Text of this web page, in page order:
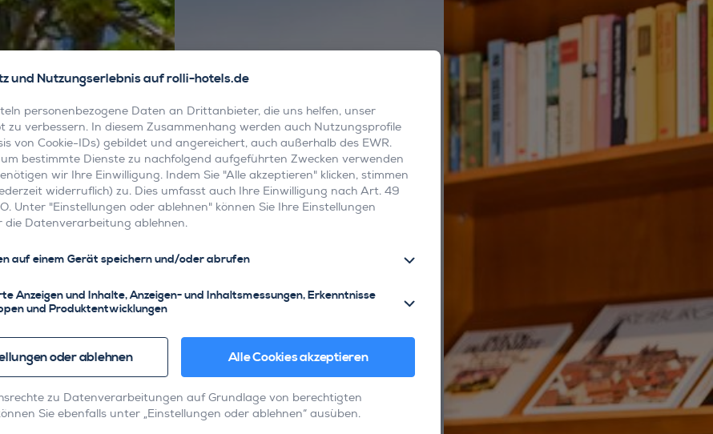
und Nutzungserlebnis auf rolli-hotels.de
personenbezogene Daten an Drittanbieter, die uns helfen, unser
zu verbessern. In diesem Zusammenhang werden auch Nutzungsprofile
von Cookie-IDs) gebildet und angereichert, auch außerhalb des EWR.
bestimmte Dienste zu nachfolgend aufgeführten Zwecken verwenden
wir Ihre Einwilligung. Indem Sie "Alle akzeptieren" klicken, stimmen
widerruflich) zu. Dies umfasst auch Ihre Einwilligung nach Art. 49
Unter "Einstellungen oder ablehnen" können Sie Ihre Einstellungen
die Datenverarbeitung ablehnen.
auf einem Gerät speichern und/oder abrufen
Anzeigen und Inhalte, Anzeigen- und Inhaltsmessungen, Erkenntnisse
und Produktentwicklungen
oder ablehnen Alle Cookies akzeptieren
zu Datenverarbeitungen auf Grundlage von berechtigten
Sie ebenfalls unter „Einstellungen oder ablehnen“ ausüben.